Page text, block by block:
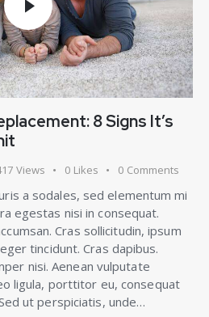
8 Signs It’s
Views 0 Likes 0 Comments
a sodales, sed elementum mi
egestas nisi in consequat.
Cras sollicitudin, ipsum
tincidunt. Cras dapibus.
nisi. Aenean vulputate
ligula, porttitor eu, consequat
ut perspiciatis, unde…